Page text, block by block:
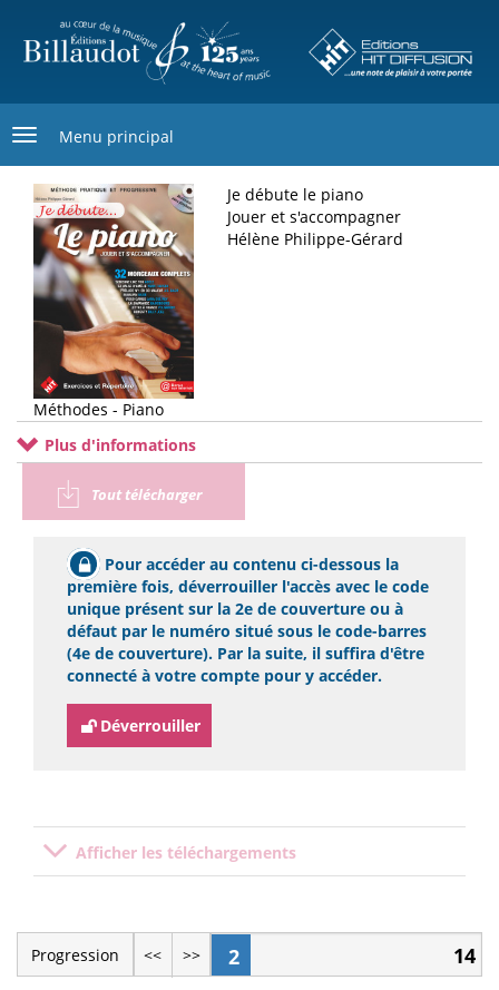
contenu
Menu principal
Je débute le piano
Jouer et s'accompagner
Hélène Philippe-Gérard
Méthodes - Piano
Plus d'informations
Tout télécharger
Pour accéder au contenu ci-dessous la
première fois, déverrouiller l'accès avec le code
unique présent sur la 2e de couverture ou à
défaut par le numéro situé sous le code-barres
(4e de couverture). Par la suite, il suffira d'être
connecté à votre compte pour y accéder.
Déverrouiller
Afficher les téléchargements
Progression << >> 2 14